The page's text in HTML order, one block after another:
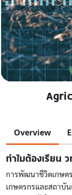
Overview
ทำไมต้องเรียน
การพัฒนาชีวิตเกษต
เกษตรกรและสถาบั